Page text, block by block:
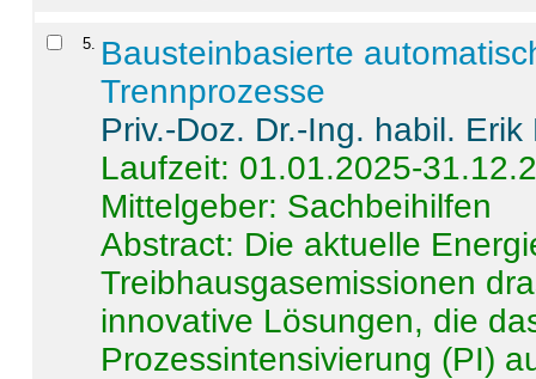
5
Bausteinbasierte
Trennprozesse
Priv.-Doz. Dr.-Ing. habil. Erik
Laufzeit: 01.01.2025-
Mittelgeber: Sachbeihilfen
Abstract: Die aktuelle
Treibhausgasemissionen
innovative Lösungen, die
Prozessintensivierung (PI)